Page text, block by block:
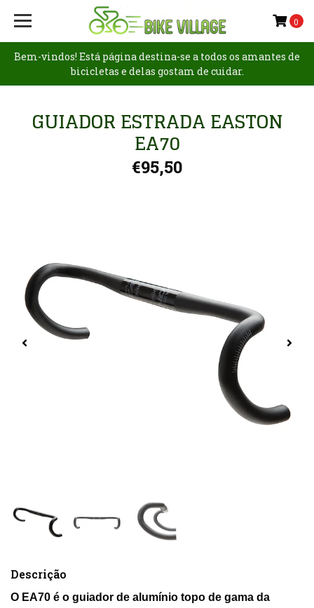
Bem-vindos! Está página destina-se a todos os amantes de
bicicletas e delas gostam de cuidar.
0
GUIADOR ESTRADA EASTON
EA70
€95,50
Descrição
O EA70 é o guiador de alumínio topo de gama da